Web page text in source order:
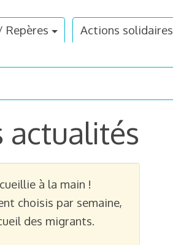
Repères
Actions solidaires
actualités
à la main !
choisis par semaine,
des migrants.